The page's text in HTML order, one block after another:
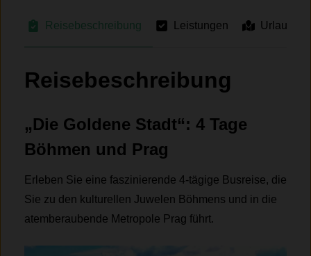
Reisebeschreibung Leistungen
Reisebeschreibung
„Die Goldene Stadt“: 4 Tage
Böhmen und Prag
Erleben Sie eine faszinierende 4-tägige Busreise, die
Sie zu den kulturellen Juwelen Böhmens und in die
atemberaubende Metropole Prag führt.